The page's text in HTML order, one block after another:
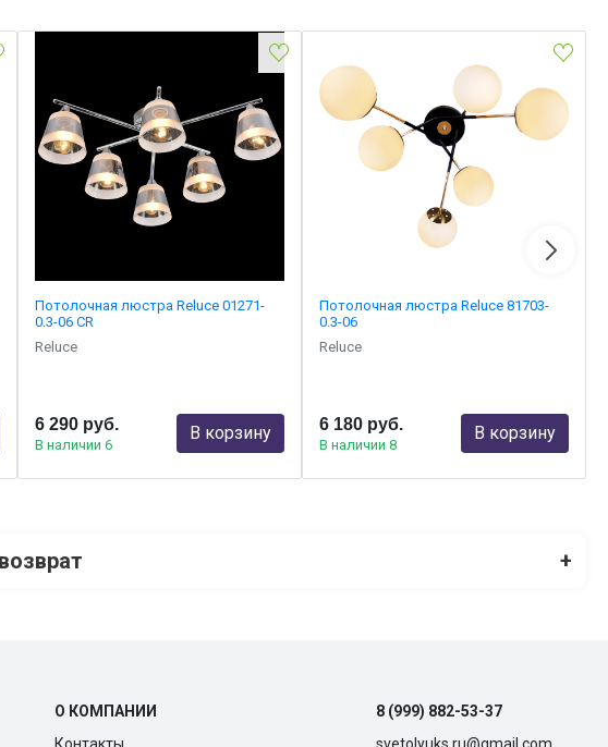
Потолочная люстра Reluce 01271-
0.3-06 CR
Reluce
6 290 руб.
В наличии 6
В корзину
Потолочная люстра Reluce 81703-
0.3-06
Reluce
6 180 руб.
В наличии 8
В корзину
+
О КОМПАНИИ
8 (999) 882-53-37